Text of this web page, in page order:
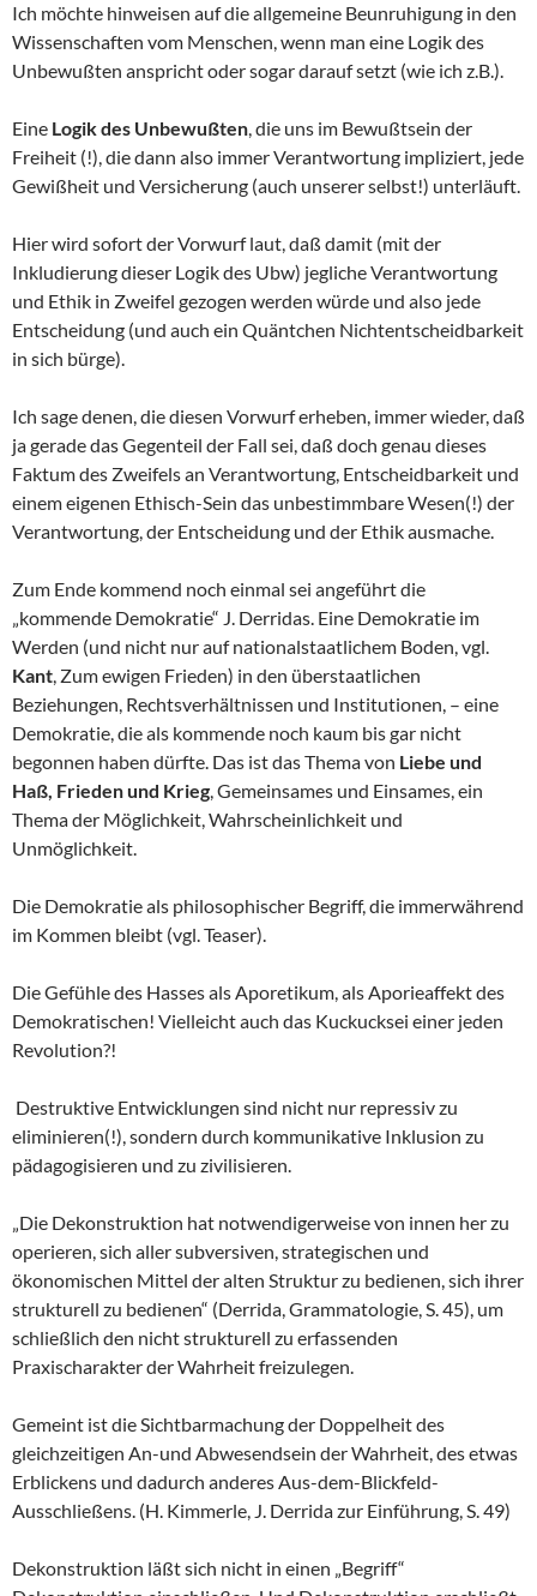
Ich möchte hinweisen auf die allgemeine Beunruhigung in den
Wissenschaften vom Menschen, wenn man eine Logik des
Unbewußten anspricht oder sogar darauf setzt (wie ich z.B.).
Eine Logik des Unbewußten, die uns im Bewußtsein der
Freiheit (!), die dann also immer Verantwortung impliziert, jede
Gewißheit und Versicherung (auch unserer selbst!) unterläuft.
Hier wird sofort der Vorwurf laut, daß damit (mit der
Inkludierung dieser Logik des Ubw) jegliche Verantwortung
und Ethik in Zweifel gezogen werden würde und also jede
Entscheidung (und auch ein Quäntchen Nichtentscheidbarkeit
in sich bürge).
Ich sage denen, die diesen Vorwurf erheben, immer wieder, daß
ja gerade das Gegenteil der Fall sei, daß doch genau dieses
Faktum des Zweifels an Verantwortung, Entscheidbarkeit und
einem eigenen Ethisch-Sein das unbestimmbare Wesen(!) der
Verantwortung, der Entscheidung und der Ethik ausmache.
Zum Ende kommend noch einmal sei angeführt die
„kommende Demokratie“ J. Derridas. Eine Demokratie im
Werden (und nicht nur auf nationalstaatlichem Boden, vgl.
Kant, Zum ewigen Frieden) in den überstaatlichen
Beziehungen, Rechtsverhältnissen und Institutionen, – eine
Demokratie, die als kommende noch kaum bis gar nicht
begonnen haben dürfte. Das ist das Thema von Liebe und
Haß, Frieden und Krieg, Gemeinsames und Einsames, ein
Thema der Möglichkeit, Wahrscheinlichkeit und
Unmöglichkeit.
Die Demokratie als philosophischer Begriff, die immerwährend
im Kommen bleibt (vgl. Teaser).
Die Gefühle des Hasses als Aporetikum, als Aporieaffekt des
Demokratischen! Vielleicht auch das Kuckucksei einer jeden
Revolution?!
Destruktive Entwicklungen sind nicht nur repressiv zu
eliminieren(!), sondern durch kommunikative Inklusion zu
pädagogisieren und zu zivilisieren.
„Die Dekonstruktion hat notwendigerweise von innen her zu
operieren, sich aller subversiven, strategischen und
ökonomischen Mittel der alten Struktur zu bedienen, sich ihrer
strukturell zu bedienen“ (Derrida, Grammatologie, S. 45), um
schließlich den nicht strukturell zu erfassenden
Praxischarakter der Wahrheit freizulegen.
Gemeint ist die Sichtbarmachung der Doppelheit des
gleichzeitigen An-und Abwesendsein der Wahrheit, des etwas
Erblickens und dadurch anderes Aus-dem-Blickfeld-
Ausschließens. (H. Kimmerle, J. Derrida zur Einführung, S. 49)
Dekonstruktion läßt sich nicht in einen „Begriff“